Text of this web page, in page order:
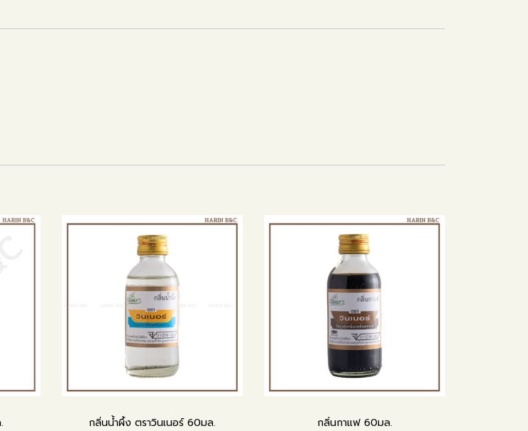
กลิ่นน้ำผึ้ง ตราวินเนอร์ 60มล. กลิ่นกาแฟ 60มล.